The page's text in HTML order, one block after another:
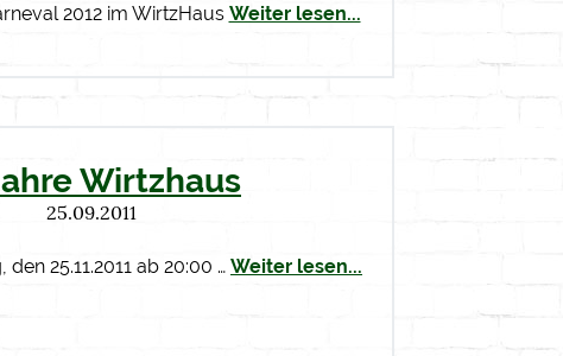
2012 im WirtzHaus Weiter lesen...
Wirtzhaus
25.09.2011
25.11.2011 ab 20:00 … Weiter lesen...